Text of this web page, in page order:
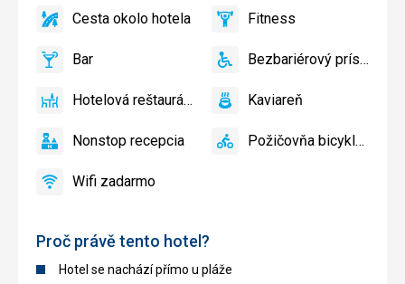
Proč právě tento hotel?
Hotel se nachází přímo u pláže
slnečníky
na
zadarmo
Cesta
hotela
Cesta okolo hotela
áno FitnessFitness
áno
Bar Bar
áno
Bezbariérový
Bezbariérový prístup
áno
HotelováHotelová reštaurácia
áno KaviareňKaviareň
áno
NonstopNonstop recepcia
áno
Požičovňa
Požičovňa bicyklov
áno
Wifi
Wifi zadarmo
áno